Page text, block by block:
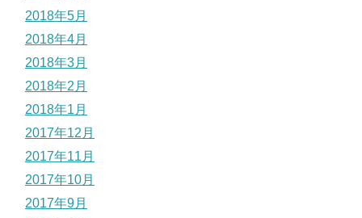
2018年5月
2018年4月
2018年3月
2018年2月
2018年1月
2017年12月
2017年11月
2017年10月
2017年9月